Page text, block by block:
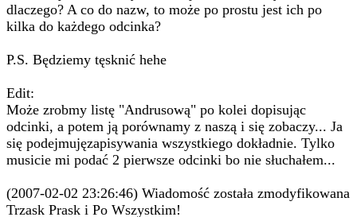
dlaczego? A co do nazw, to może po prostu jest ich po
kilka do każdego odcinka?
P.S. Będziemy tęsknić hehe
Edit:
Może zrobmy listę "Andrusową" po kolei dopisując
odcinki, a potem ją porównamy z naszą i się zobaczy... Ja
się podejmujęzapisywania wszystkiego dokładnie. Tylko
musicie mi podać 2 pierwsze odcinki bo nie słuchałem...
(2007-02-02 23:26:46) Wiadomość została zmodyfikowana
Trzask Prask i Po Wszystkim!